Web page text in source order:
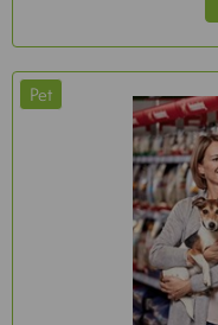
Pet